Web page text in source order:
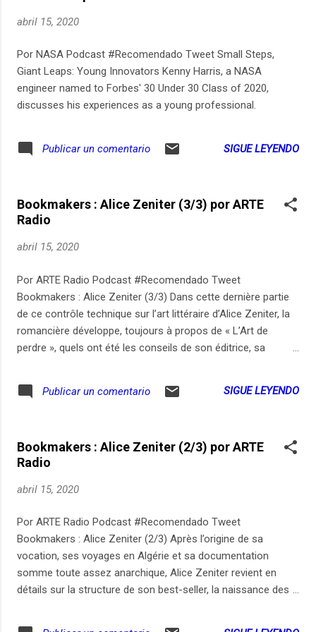
abril 15, 2020
Por NASA Podcast #Recomendado Tweet Small Steps,
Giant Leaps: Young Innovators Kenny Harris, a NASA
engineer named to Forbes' 30 Under 30 Class of 2020,
discusses his experiences as a young professional.
Publicar un comentario SIGUE LEYENDO
Bookmakers : Alice Zeniter (3/3) por ARTE
Radio
abril 15, 2020
Por ARTE Radio Podcast #Recomendado Tweet
Bookmakers : Alice Zeniter (3/3) Dans cette dernière partie
de ce contrôle technique sur l’art littéraire d’Alice Zeniter, la
romancière développe, toujours à propos de « L’Art de
perdre », quels ont été les conseils de son éditrice, sa
bretonne (repoussant très loin les limites de la semoule),
texte deux ans plus tard, son rapport à l’argent, ou encore sa
décision de ne pas avoir d’enfant, liée, elle aussi, à l’écriture.
L’écrivaine du mois : Alice Zeniter Romancière, dramaturge,
33 ans, est l’un des voix les plus énergiques de la littérature
francophone. Née d’un père algérien et d’un mère française,
diplômée de l’École Normale Supérieure, elle publie...
Publicar un comentario SIGUE LEYENDO
Bookmakers : Alice Zeniter (2/3) por ARTE
Radio
abril 15, 2020
Por ARTE Radio Podcast #Recomendado Tweet
Bookmakers : Alice Zeniter (2/3) Après l’origine de sa
vocation, ses voyages en Algérie et sa documentation
somme toute assez anarchique, Alice Zeniter revient en
détails sur la structure de son best-seller, la naissance des
mythologie familiale, le juste dosage du style, voire sa